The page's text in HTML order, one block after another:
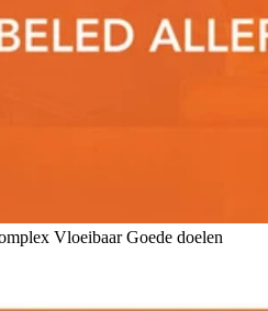
Vloeibaar Goede doelen